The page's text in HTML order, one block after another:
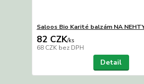
Saloos Bio Karité balzám NA
82 CZK/ks
68 CZK bez DPH
Detail